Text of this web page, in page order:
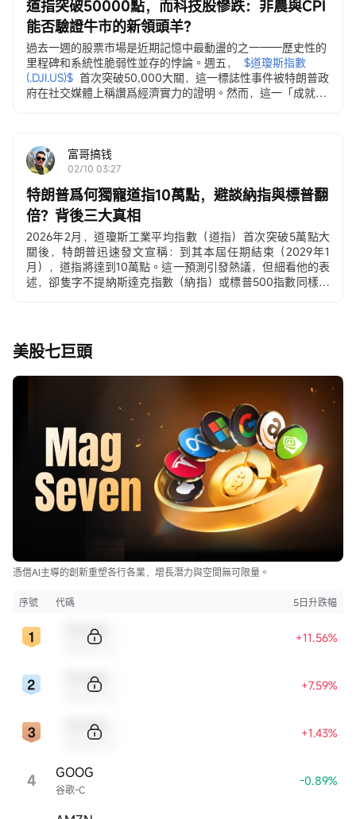
道指突破50000點，而科技股慘跌：非農與CPI
能否驗證牛市的新領頭羊？
過去一週的股票市場是近期記憶中最動盪的之一——歷史性的
里程碑和系統性脆弱性並存的悖論。週五，
$道瓊斯指數
(.DJI.US)$ 首次突破50,000大關，這一標誌性事件被特朗普政
府在社交媒體上稱讚爲經濟實力的證明。然而，這一「成就」
富哥搞钱
02/10 03:27
特朗普爲何獨寵道指10萬點，避談納指與標普翻
倍？背後三大真相
2026年2月，道瓊斯工業平均指數（道指）首次突破5萬點大
關後，特朗普迅速發文宣稱：到其本屆任期結束（2029年1
月），道指將達到10萬點。這一預測引發熱議，但細看他的表
述，卻隻字不提納斯達克指數（納指）或標普500指數同樣可
– 標普500 ≈ 6,900–7,000點 → 翻倍 ≈ 1.4萬點
– 納斯達克 ≈ 22,800–23,200點 → 翻倍 ≈ 4.6萬點
爲什麼特朗普獨寵道指，到底意欲何爲？？？
這不是隨口一說，而是深思熟慮的政治與經濟策略，背後有三
大真相：真相一：道指是「最強宣傳武器」，數字衝擊力無人
能敵道指是美國曆史上最古老、最具象徵性的指數，只有30只
成分股，多爲傳統工業、金融、能源和消費巨頭，被視爲「美
國經濟晴雨表」。相比之下：
– 標普500有500只成分股，更全面但不夠「標誌性」；
– 納指則重科技、重成長股，常被貼上「硅谷精英」標籤。
特朗普深諳傳播規律。...
美股七巨頭
憑借AI主導的創新重塑各行各業，增長潛力與空間無可限量。
序號 代碼 5日升跌幅
+11.56%
+7.59%
+1.43%
4 谷歌-C
GOOG -0.89%